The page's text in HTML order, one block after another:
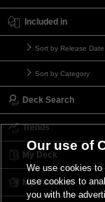
Included in
Sort by Release
Sort by Category
Deck Search
Trends
My Deck
My Card List
Our use of
We use cookies to
use cookies to
you with the